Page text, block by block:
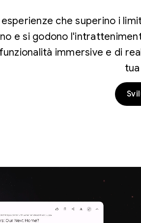
che superino i
e si godono
immersive e di